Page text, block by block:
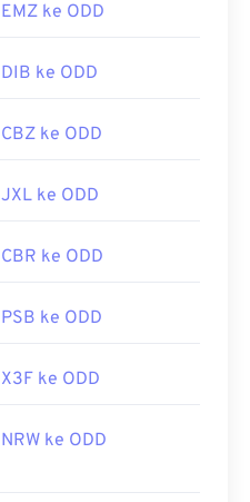
EMZ ke ODD
DIB ke ODD
CBZ ke ODD
JXL ke ODD
CBR ke ODD
PSB ke ODD
X3F ke ODD
NRW ke ODD